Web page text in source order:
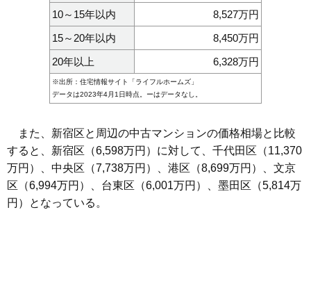
10～15年以内
8,527万円
15～20年以内
8,450万円
20年以上
6,328万円
※出所：住宅情報サイト「 ライフルホームズ 」
データは2023年4月1日時点。ーはデータなし。
また、新宿区と周辺の中古マンションの価格相場と比較
すると、新宿区（6,598万円）に対して、千代田区（11,370
万円）、中央区（7,738万円）、港区（8,699万円）、文京
区（6,994万円）、台東区（6,001万円）、墨田区（5,814万
円）となっている。